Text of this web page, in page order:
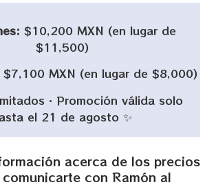
$10,200 MXN (en lugar de
$11,500)
$7,100 MXN (en lugar de $8,000)
· Promoción válida solo
el 21 de agosto ✨
acerca de los precios
con Ramón al